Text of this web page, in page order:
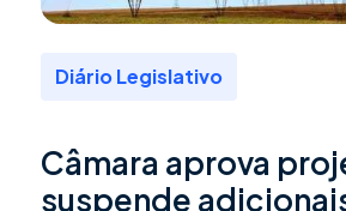
Diário Legislativo
Câmara aprova
suspende